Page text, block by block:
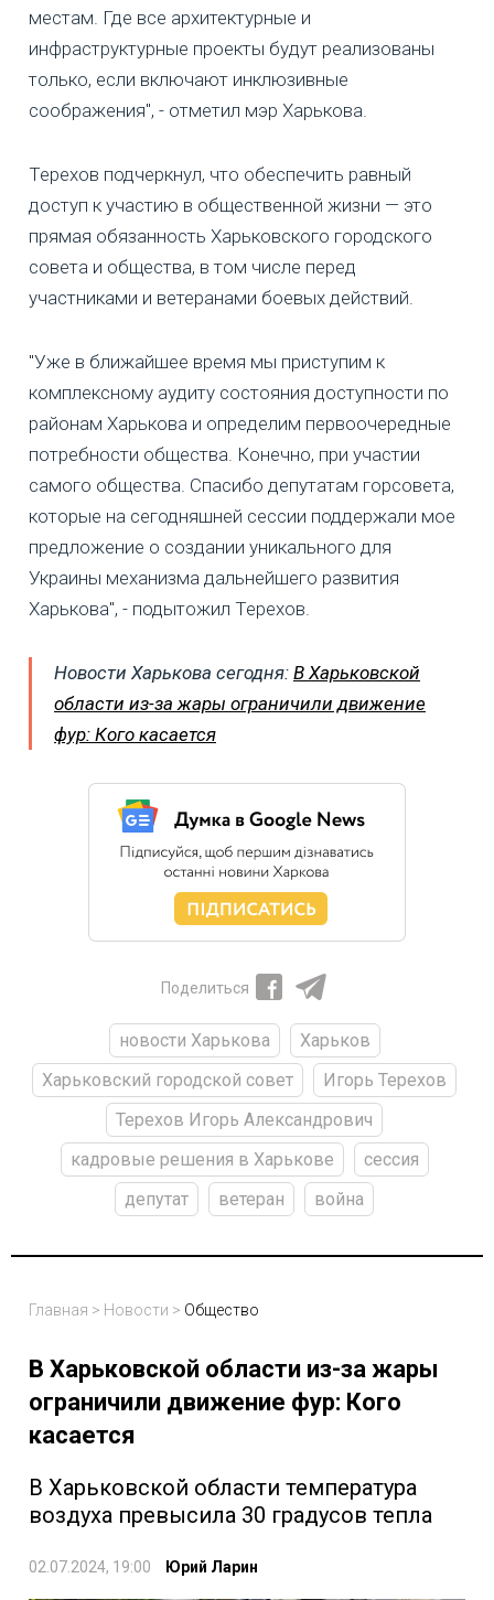
местам. Где все архитектурные и
инфраструктурные проекты будут реализованы
только, если включают инклюзивные
соображения", - отметил мэр Харькова.
Терехов подчеркнул, что обеспечить равный
доступ к участию в общественной жизни — это
прямая обязанность Харьковского городского
совета и общества, в том числе перед
участниками и ветеранами боевых действий.
"Уже в ближайшее время мы приступим к
комплексному аудиту состояния доступности по
районам Харькова и определим первоочередные
потребности общества. Конечно, при участии
самого общества. Спасибо депутатам горсовета,
которые на сегодняшней сессии поддержали мое
предложение о создании уникального для
Украины механизма дальнейшего развития
Харькова", - подытожил Терехов.
Новости Харькова сегодня: В Харьковской
области из-за жары ограничили движение
фур: Кого касается
Поделиться
новости Харькова
Харьков
Харьковский городской совет
Игорь Терехов
Терехов Игорь Александрович
кадровые решения в Харькове
сессия
депутат
ветеран война
Главная > Новости > Общество
В Харьковской области из-за жары
ограничили движение фур: Кого
касается
В Харьковской области температура
воздуха превысила 30 градусов тепла
02.07.2024, 19:00 Юрий Ларин